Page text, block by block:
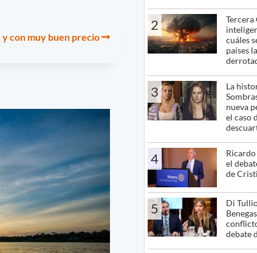
y con muy buen precio
2
cuáles
países
3
La
nueva
el caso
4
el
de
5
Di
debate